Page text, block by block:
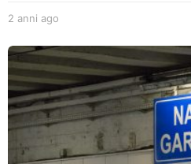
2 anni ago
n
n
i
a
g
o